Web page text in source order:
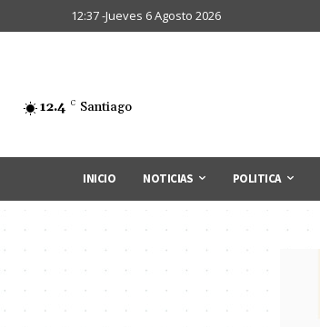
12:37 -Jueves 6 Agosto 2026
12.4 C Santiago
INICIO NOTICIAS POLITICA